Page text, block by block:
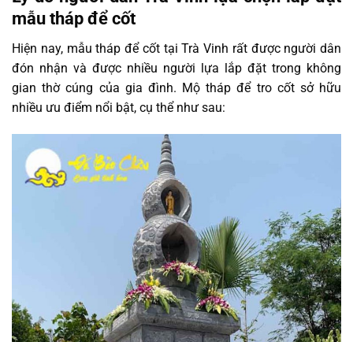
mẫu tháp để cốt
Hiện nay, mẫu tháp để cốt tại Trà Vinh rất được người dân
đón nhận và được nhiều người lựa lắp đặt trong không
gian thờ cúng của gia đình. Mộ tháp để tro cốt sở hữu
nhiều ưu điểm nổi bật, cụ thể như sau: